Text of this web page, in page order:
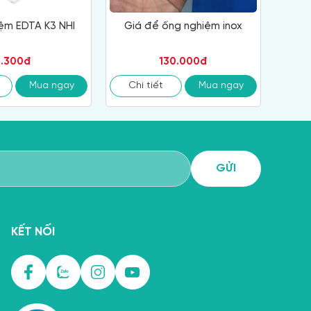
EDTA K3 NHI
Mua ngay
Giá để ống nghiệm inox
130.000đ
Chi tiết Mua ngay
KẾT NỐI